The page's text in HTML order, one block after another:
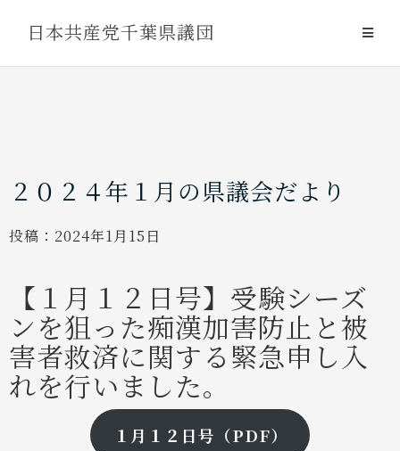
日本共産党千葉県議団
２０２４年１月の県議会だより
投稿： 2024年1月15日
【１月１２日号】受験シーズ
ンを狙った痴漢加害防止と被
害者救済に関する緊急申し入
れを行いました。
１月１２日号（PDF）